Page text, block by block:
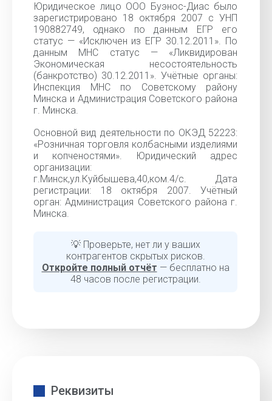
Юридическое лицо ООО Буэнос-Диас было
зарегистрировано 18 октября 2007 с УНП
190882749, однако по данным ЕГР его
статус — «Исключен из ЕГР 30.12.2011». По
данным МНС статус — «Ликвидирован
Экономическая несостоятельность
(банкротство) 30.12.2011». Учётные органы:
Инспекция МНС по Советскому району
Минска и Администрация Советского района
г. Минска.
Основной вид деятельности по ОКЭД 52223:
«Розничная торговля колбасными изделиями
и копченостями». Юридический адрес
организации:
г.Минск,ул.Куйбышева,40,ком.4/с. Дата
регистрации: 18 октября 2007. Учётный
орган: Администрация Советского района г.
Минска.
💡 Проверьте, нет ли у ваших
контрагентов скрытых рисков.
Откройте полный отчёт — бесплатно на
48 часов после регистрации.
Реквизиты